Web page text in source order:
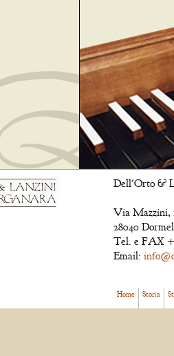
Dell'Orto &
Via Mazzini,
28040
Tel. e FAX
Email:
Home Storia